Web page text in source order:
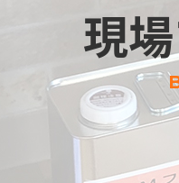
現